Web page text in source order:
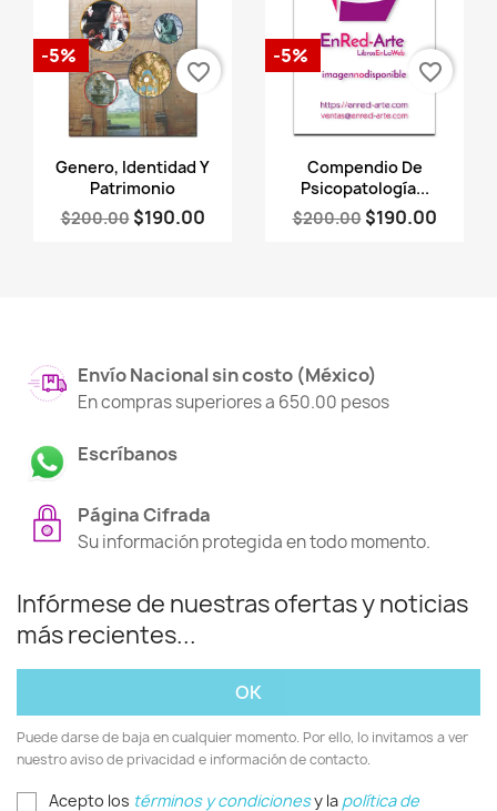
Vista rápida
Genero, Identidad Y
Patrimonio
$200.00 $190.00
-5%
favorite_border
Vista rápida
Compendio De
Psicopatología...
$200.00 $190.00
-5%
favorite_border
Envío Nacional sin costo (México)
En compras superiores a 650.00 pesos
Escríbanos
Página Cifrada
Su información protegida en todo momento.
Infórmese de nuestras ofertas y noticias
más recientes...
Puede darse de baja en cualquier momento. Por ello, lo invitamos a ver
nuestro aviso de privacidad e información de contacto.
Acepto los términos y condicionesy la política de